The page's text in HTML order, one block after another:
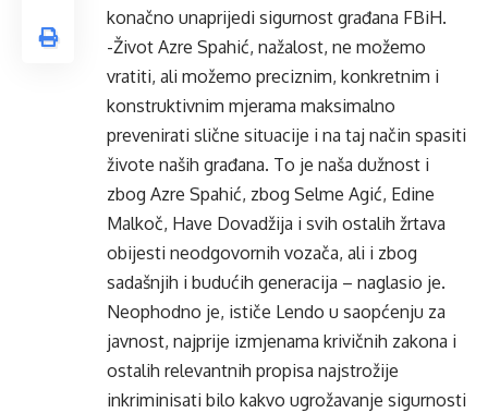
konačno unaprijedi sigurnost građana FBiH.
-Život Azre Spahić, nažalost, ne možemo
vratiti, ali možemo preciznim, konkretnim i
konstruktivnim mjerama maksimalno
prevenirati slične situacije i na taj način spasiti
živote naših građana. To je naša dužnost i
zbog Azre Spahić, zbog Selme Agić, Edine
Malkoč, Have Dovadžija i svih ostalih žrtava
obijesti neodgovornih vozača, ali i zbog
sadašnjih i budućih generacija – naglasio je.
Neophodno je, ističe Lendo u saopćenju za
javnost, najprije izmjenama krivičnih zakona i
ostalih relevantnih propisa najstrožije
inkriminisati bilo kakvo ugrožavanje sigurnosti